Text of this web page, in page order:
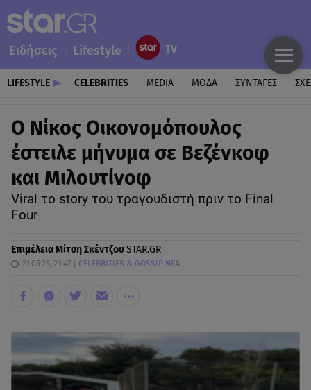
Ειδήσεις Lifestyle
LIFESTYLE CELEBRITIES MEDIA ΜΟΔΑ ΣΥΝΤΑΓΕΣ
Ο Νίκος Οικονομόπουλος
έστειλε μήνυμα σε Βεζένκοφ
και Μιλουτίνοφ
Viral το story του τραγουδιστή πριν το Final
Four
ΕπιμέλειαΜίτση ΣκέντζουSTAR.GR
21.05.26, 23:47 CELEBRITIES & GOSSIP ΝΕΑ